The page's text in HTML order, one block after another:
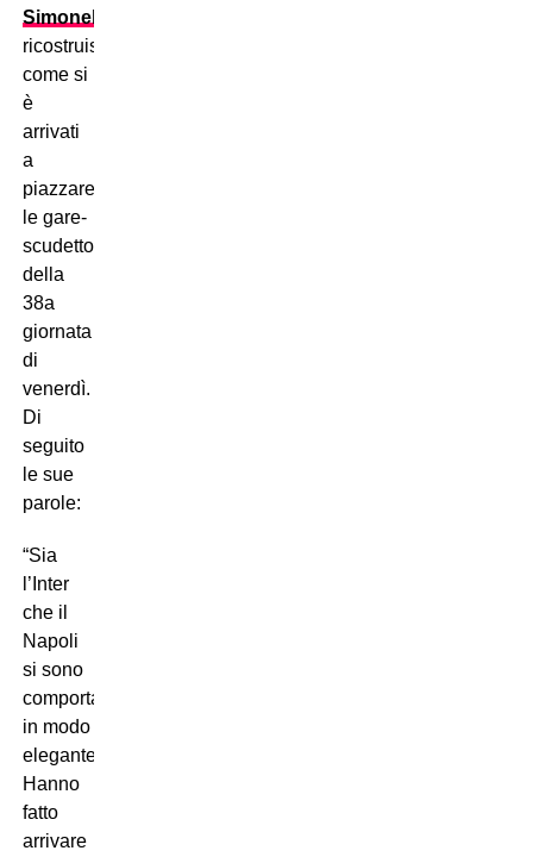
Simonelli
ricostruisce
come si
è
arrivati
a
piazzare
le gare-
scudetto
della
38a
giornata
di
venerdì.
Di
seguito
le sue
parole:
“Sia
l’Inter
che il
Napoli
si sono
comportate
in modo
elegante.
Hanno
fatto
arrivare